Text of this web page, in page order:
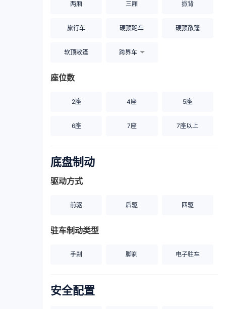
两厢 三厢 掀背
旅行车 硬顶跑车 硬顶敞篷
软顶敞篷 跨界车
座位数
2座 4座 5座
6座 7座 7座以上
底盘制动
驱动方式
前驱 后驱 四驱
驻车制动类型
手刹 脚刹 电子驻车
安全配置